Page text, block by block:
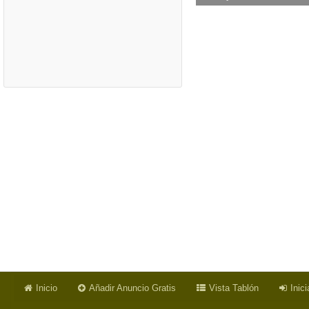
Inicio Añadir Anuncio Gratis Vista Tablón